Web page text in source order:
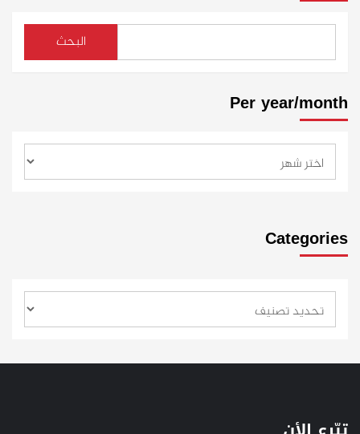
البحث
Per year/month
Categories